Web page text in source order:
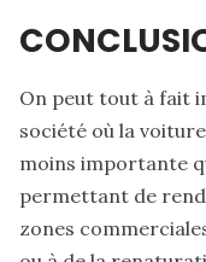
On peut tout à fait
société où la
moins importante
permettant de
zones
directement à